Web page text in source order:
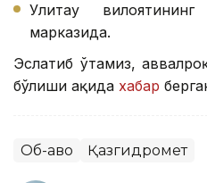
Улитау
марказида.
Эслатиб ўтамиз,
бўлиши ҳақида хабар
Об-ҳаво Қазгидромет